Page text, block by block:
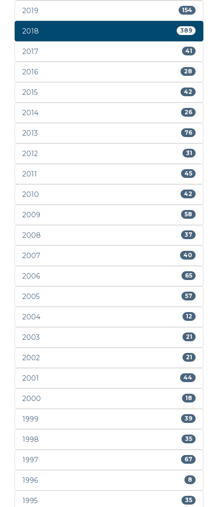
2019 154
2018 389
2017 41
2016 28
2015 42
2014 26
2013 76
2012 31
2011 45
2010 42
2009 58
2008 37
2007 40
2006 65
2005 57
2004 12
2003 21
2002 21
2001 44
2000 18
1999 39
1998 35
1997 67
1996 8
1995 35